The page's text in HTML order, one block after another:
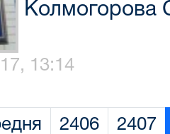
Колмогорова
13:14
2406 2407